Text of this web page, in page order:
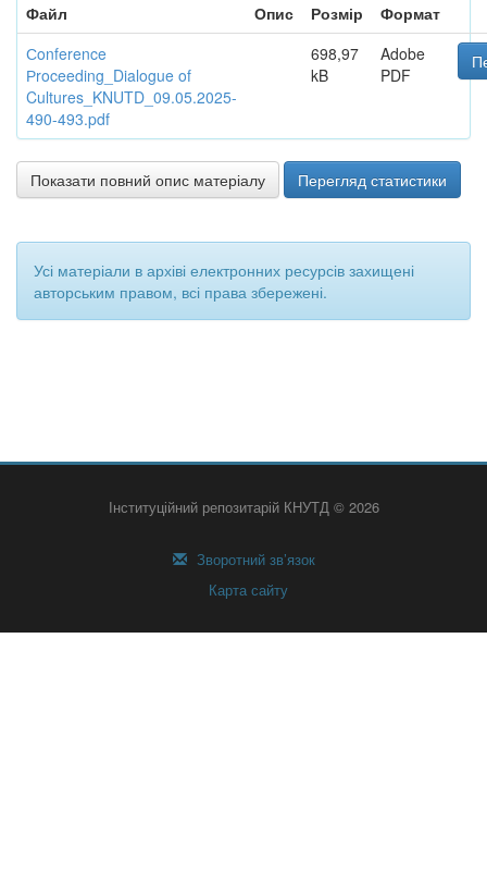
Файл
Опис Розмір
Формат
Сonference
Рroceeding_Dialogue of
Cultures_KNUTD_09.05.2025-
490-493.pdf
698,97
kB
Adobe
PDF
Показати повний опис матеріалу Перегляд статистики
Усі матеріали в архіві електронних ресурсів захищені
авторським правом, всі права збережені.
Інституційний репозитарій КНУТД © 2026
Зворотний зв’язок
Карта сайту